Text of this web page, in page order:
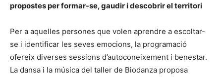
propostes per formar-se, gaudir i descobrir el territori
Per a aquelles persones que volen aprendre a escoltar-
se i identificar les seves emocions, la programació
ofereix diverses sessions d’autoconeixement i benestar.
La dansa i la música del taller de Biodanza proposa